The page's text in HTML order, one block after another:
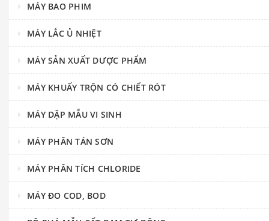
MÁY BAO PHIM
MÁY LẮC Ủ NHIỆT
MÁY SẢN XUẤT DƯỢC PHẨM
MÁY KHUẤY TRỘN CÓ CHIẾT RÓT
MÁY DẬP MẪU VI SINH
MÁY PHÂN TÁN SƠN
MÁY PHÂN TÍCH CHLORIDE
MÁY ĐO COD, BOD